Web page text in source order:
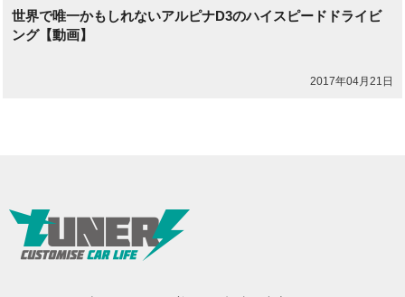
世界で唯一かもしれないアルピナD3のハイスピードドライビ
ング【動画】
2017年04月21日